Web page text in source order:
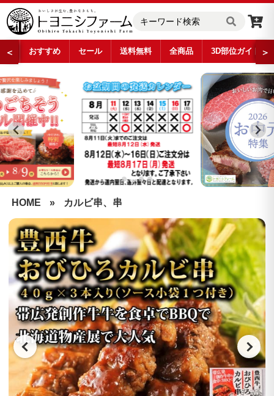
＜ おすすめ セール 送料無料 全商品 3D部位ガイド ＞
HOME » カルビ串、串